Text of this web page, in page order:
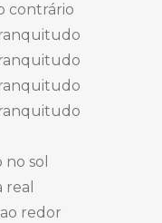
contrário
sol
redor